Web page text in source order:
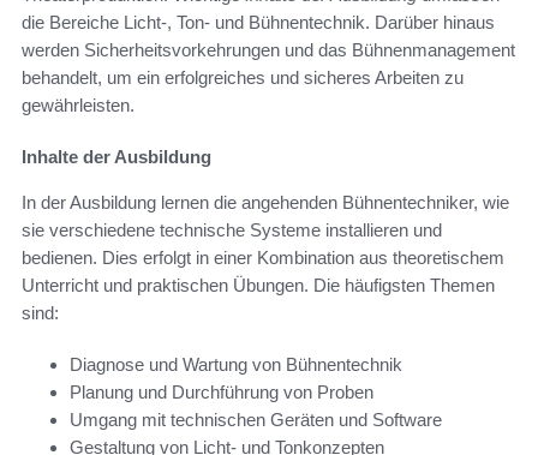
die Bereiche Licht-, Ton- und Bühnentechnik. Darüber hinaus
werden Sicherheitsvorkehrungen und das Bühnenmanagement
behandelt, um ein erfolgreiches und sicheres Arbeiten zu
gewährleisten.
Inhalte der Ausbildung
In der Ausbildung lernen die angehenden Bühnentechniker, wie
sie verschiedene technische Systeme installieren und
bedienen. Dies erfolgt in einer Kombination aus theoretischem
Unterricht und praktischen Übungen. Die häufigsten Themen
sind:
Diagnose und Wartung von Bühnentechnik
Planung und Durchführung von Proben
Umgang mit technischen Geräten und Software
Gestaltung von Licht- und Tonkonzepten